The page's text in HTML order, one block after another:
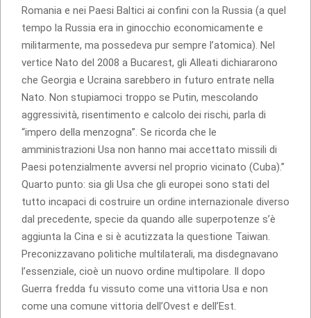
Romania e nei Paesi Baltici ai confini con la Russia (a quel
tempo la Russia era in ginocchio economicamente e
militarmente, ma possedeva pur sempre l’atomica). Nel
vertice Nato del 2008 a Bucarest, gli Alleati dichiararono
che Georgia e Ucraina sarebbero in futuro entrate nella
Nato. Non stupiamoci troppo se Putin, mescolando
aggressività, risentimento e calcolo dei rischi, parla di
“impero della menzogna”. Se ricorda che le
amministrazioni Usa non hanno mai accettato missili di
Paesi potenzialmente avversi nel proprio vicinato (Cuba).”
Quarto punto: sia gli Usa che gli europei sono stati del
tutto incapaci di costruire un ordine internazionale diverso
dal precedente, specie da quando alle superpotenze s’è
aggiunta la Cina e si è acutizzata la questione Taiwan.
Preconizzavano politiche multilaterali, ma disdegnavano
l’essenziale, cioè un nuovo ordine multipolare. Il dopo
Guerra fredda fu vissuto come una vittoria Usa e non
come una comune vittoria dell’Ovest e dell’Est.